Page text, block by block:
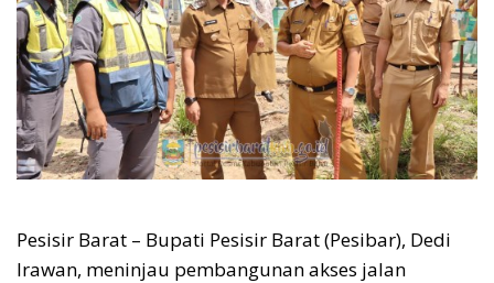
Pesisir Barat – Bupati Pesisir Barat (Pesibar), Dedi
Irawan, meninjau pembangunan akses jalan